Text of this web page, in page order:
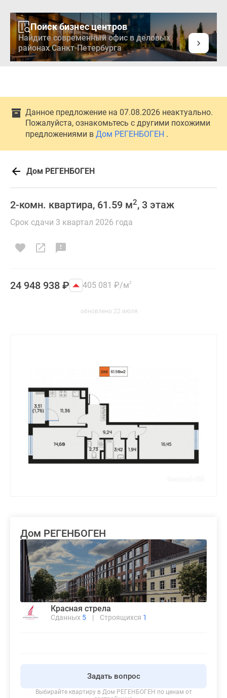
Поиск бизнес центров
Найдите современный офис в деловых
районах Санкт-Петербурга
Данное предложение на 07.08.2026 неактуально.
Пожалуйста, ознакомьтесь с другими похожими
предложениями в Дом РЕГЕНБОГЕН .
Дом РЕГЕНБОГЕН
2-комн. квартира, 61.59 м2, 3 этаж
Срок сдачи 3 квартал 2026 года
24 948 938 ₽ 405 081 ₽/м2
обновлено 22 июля
Дом РЕГЕНБОГЕН
Красная стрела
Сданных 5 | Строящихся 1
Задать вопрос
Выбирайте квартиру в Дом РЕГЕНБОГЕН по ценам от